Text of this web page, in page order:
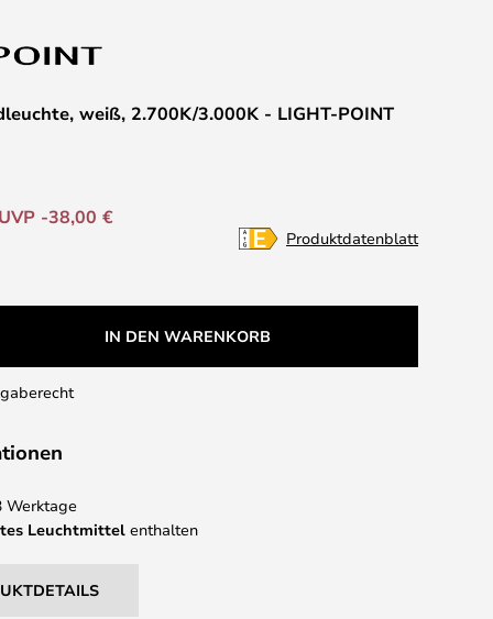
weiß, 2.700K/3.000K - LIGHT-POINT
UVP -38,00 €
Produktdatenblatt
IN DEN WARENKORB
Werktage
Leuchtmittel enthalten